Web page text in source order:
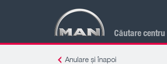
Căutare centru
Anulare și înapoi